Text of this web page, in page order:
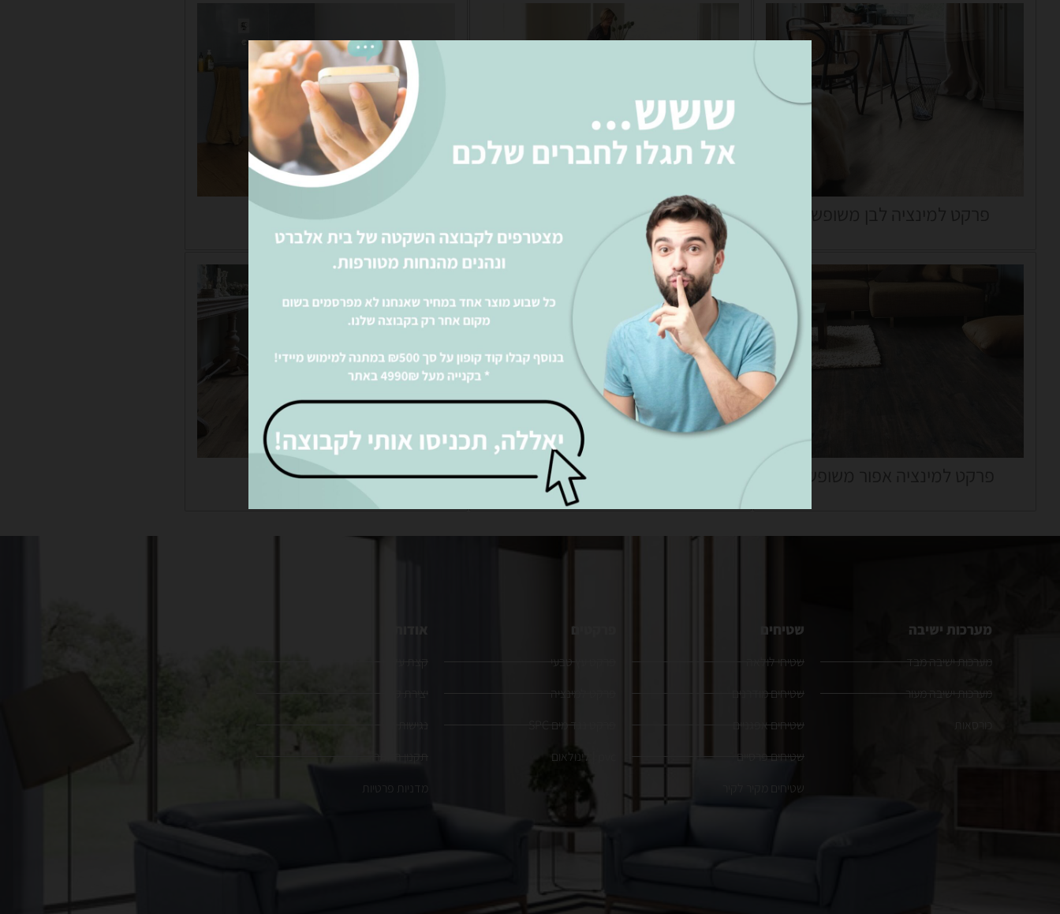
פרקט למינציה חום כהה פרקט למינציה דמוי עץ
פרקט למינציה אפור בהיר פרקט למינציה אפור
מערכות ישיבה
מערכות ישיבה מבד
מערכות ישיבה מעור
כורסאות
שטיחים
שטיחי לולאה
שטיחים מודרנים
שטיחים אפגניים
שטיחים פרסיים
שטיחים מקיר לקיר
פרקטים
פרקט עץ טבעי
פרקט למינציה
פרקט נגד מים SPC
קצת עלינו
תקנון האתר
מדניות פרטיות